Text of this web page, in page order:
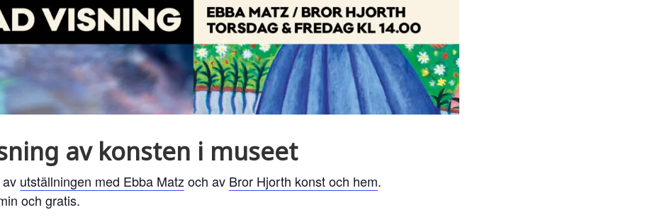
av konsten i museet
utställningen med Ebba Matzoch av Bror Hjorth konst och hem.
och gratis.